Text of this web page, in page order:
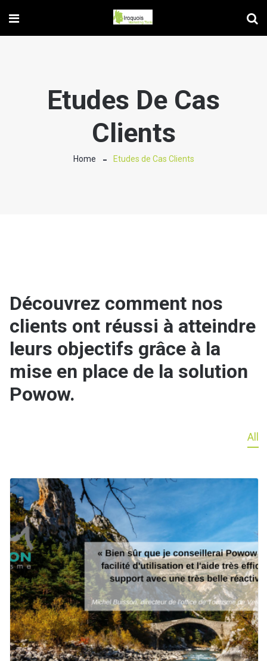
Etudes De Cas
Clients
Home Etudes de Cas Clients
Découvrez comment nos
clients ont réussi à atteindre
leurs objectifs grâce à la
mise en place de la solution
Powow.
All